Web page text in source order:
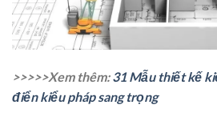
>>>>>Xem thêm:31 Mẫu thiết kế
điển kiểu pháp sang trọng